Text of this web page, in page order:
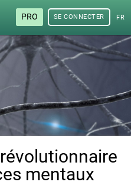
PRO SE CONNECTER
mentaux